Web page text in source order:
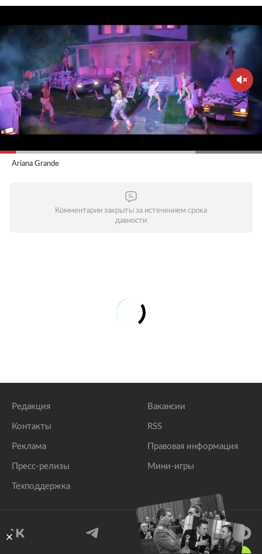
Ariana Grande
Комментарии закрыты за истечением срока
давности
Редакция
Контакты
Реклама
Пресс-релизы
Техподдержка
Вакансии
RSS
Правовая информация
Мини-игры